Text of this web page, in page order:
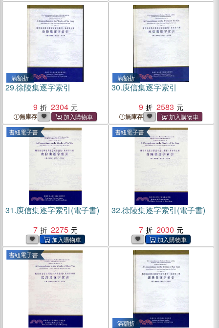
滿額折
29.徐陵集逐字索引
9
2304
無庫存
滿額折
30.庾信集逐字索引
9
2583
無庫存
書紐電子書
31.庾信集逐字索引(電子書)
7
2275
書紐電子書
32.徐陵集逐字索引(電子書)
7
2030
書紐電子書
滿額折